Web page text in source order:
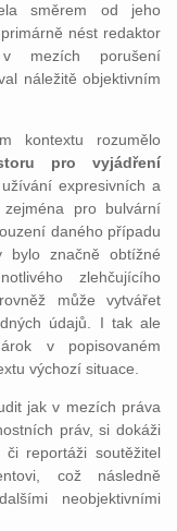
směrem od jeho
nést redaktor
mezích porušení
náležitě objektivním
kontextu rozumělo
pro vyjádření
expresivních a
pro bulvární
daného případu
značně obtížné
zlehčujícího
může vytvářet
údajů. I tak ale
v popisovaném
výchozí situace.
jak v mezích práva
práv, si dokáži
reportáži soutěžitel
což následně
neobjektivními